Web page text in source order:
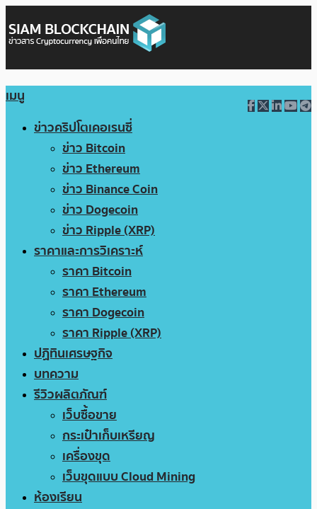
เมนู
ข่าวคริปโตเคอเรนซี่
ข่าว Bitcoin
ข่าว Ethereum
ข่าว Binance Coin
ข่าว Dogecoin
ข่าว Ripple (XRP)
ราคาและการวิเคราะห์
ราคา Bitcoin
ราคา Ethereum
ราคา Dogecoin
ราคา Ripple (XRP)
ปฏิทินเศรษฐกิจ
บทความ
รีวิวผลิตภัณฑ์
เว็บซื้อขาย
กระเป๋าเก็บเหรียญ
เครื่องขุด
เว็บขุดแบบ Cloud Mining
ห้องเรียน